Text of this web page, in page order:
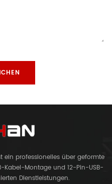
ein professionelles über geformte
Kabel-Montage und 12-Pin-USB-
Dienstleistungen.